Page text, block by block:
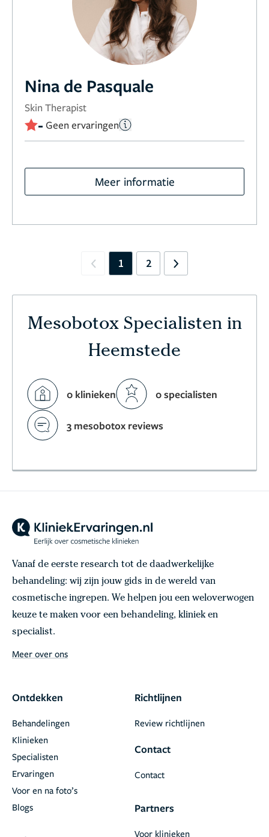
Nina de Pasquale
Skin Therapist
- Geen ervaringen
Meer informatie
Previous
1 2 Next
Mesobotox Specialisten in
Heemstede
0 klinieken 0 specialisten
3 mesobotox reviews
Vanaf de eerste research tot de daadwerkelijke
behandeling: wij zijn jouw gids in de wereld van
cosmetische ingrepen. We helpen jou een weloverwogen
keuze te maken voor een behandeling, kliniek en
specialist.
Meer over ons
Ontdekken
Behandelingen
Klinieken
Specialisten
Ervaringen
Voor en na foto’s
Blogs
Richtlijnen
Review richtlijnen
Contact
Contact
Partners
Voor klinieken